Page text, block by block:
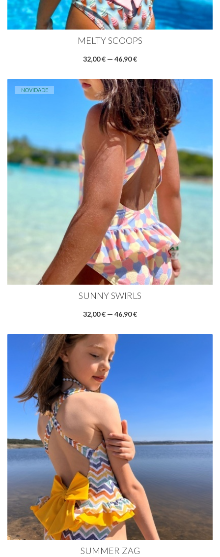
MELTY SCOOPS
32,00 € — 46,90 €
NOVIDADE
SUNNY SWIRLS
32,00 € — 46,90 €
SUMMER ZAG